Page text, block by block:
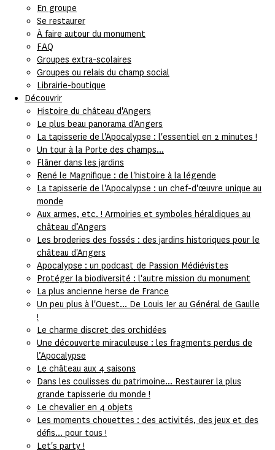
En groupe
Se restaurer
À faire autour du monument
FAQ
Groupes extra-scolaires
Groupes ou relais du champ social
Librairie-boutique
Découvrir
Histoire du château d'Angers
Le plus beau panorama d'Angers
La tapisserie de l'Apocalypse : l'essentiel en 2 minutes !
Un tour à la Porte des champs...
Flâner dans les jardins
René le Magnifique : de l'histoire à la légende
La tapisserie de l'Apocalypse : un chef-d'œuvre unique au
monde
Aux armes, etc. ! Armoiries et symboles héraldiques au
château d’Angers
Les broderies des fossés : des jardins historiques pour le
château d'Angers
Apocalypse : un podcast de Passion Médiévistes
Protéger la biodiversité : l'autre mission du monument
La plus ancienne herse de France
Un peu plus à l'Ouest... De Louis Ier au Général de Gaulle
!
Le charme discret des orchidées
Une découverte miraculeuse : les fragments perdus de
l’Apocalypse
Le château aux 4 saisons
Dans les coulisses du patrimoine... Restaurer la plus
grande tapisserie du monde !
Le chevalier en 4 objets
Les moments chouettes : des activités, des jeux et des
défis... pour tous !
Let's party !